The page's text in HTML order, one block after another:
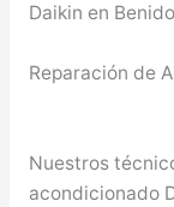
Daikin en
Reparación de
Nuestros
acondicionado